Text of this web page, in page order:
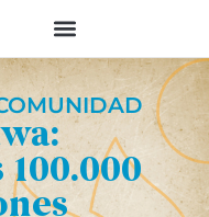
100.000